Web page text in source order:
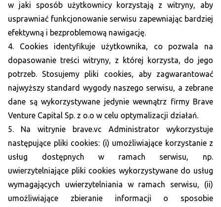
w jaki sposób użytkownicy korzystają z witryny, aby
usprawniać funkcjonowanie serwisu zapewniając bardziej
efektywną i bezproblemową nawigację.
4. Cookies identyfikuje użytkownika, co pozwala na
dopasowanie treści witryny, z której korzysta, do jego
potrzeb. Stosujemy pliki cookies, aby zagwarantować
najwyższy standard wygody naszego serwisu, a zebrane
dane są wykorzystywane jedynie wewnątrz firmy Brave
Venture Capital Sp. z o.o w celu optymalizacji działań.
5. Na witrynie brave.vc Administrator wykorzystuje
następujące pliki cookies: (i) umożliwiające korzystanie z
usług dostępnych w ramach serwisu, np.
uwierzytelniające pliki cookies wykorzystywane do usług
wymagających uwierzytelniania w ramach serwisu, (ii)
umożliwiające zbieranie informacji o sposobie